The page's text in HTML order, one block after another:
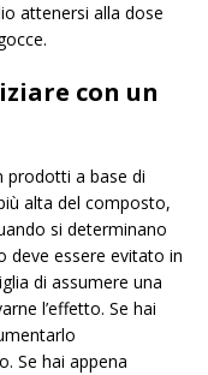
attenersi alla dose
con un
prodotti a base di
alta del composto,
si determinano
deve essere evitato in
di assumere una
l’effetto. Se hai
Se hai appena